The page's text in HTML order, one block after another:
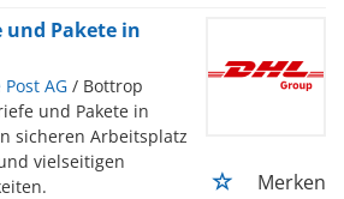
Pakete in
AG / Bottrop
und Pakete in
sicheren Arbeitsplatz
vielseitigen
Merken